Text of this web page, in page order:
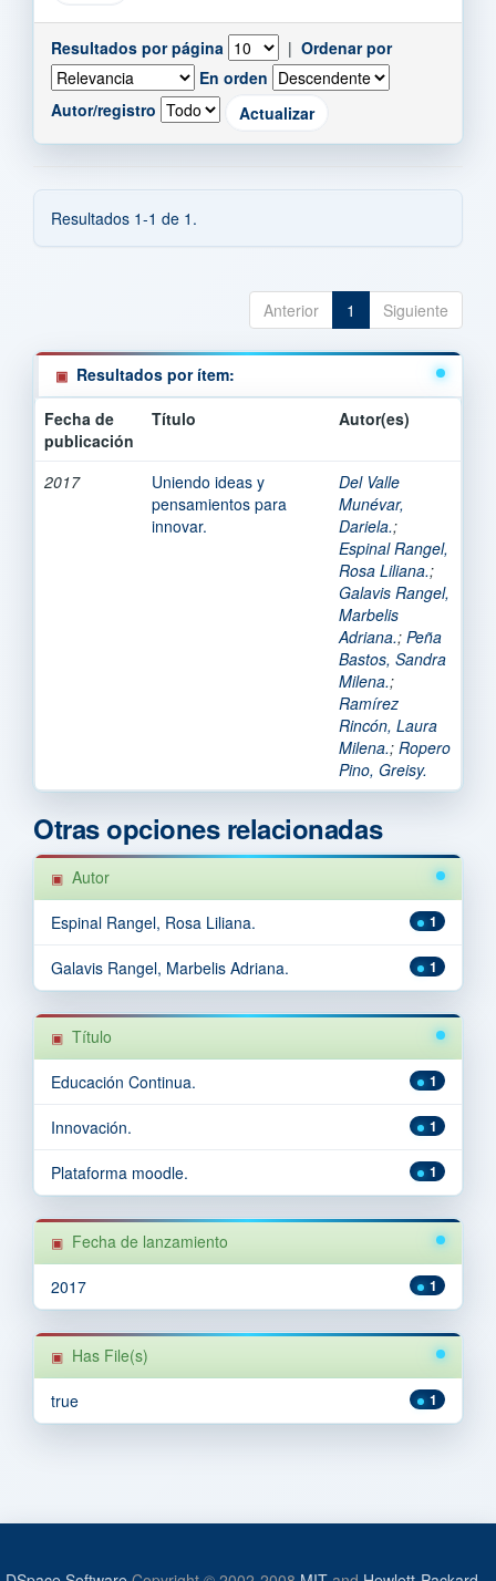
Resultados por página | Ordenar por
En orden
Autor/registro
Resultados 1-1 de 1.
Anterior 1 Siguiente
Resultados por ítem:
Fecha de
publicación
Título Autor(es)
2017
Uniendo ideas y
pensamientos para
innovar.
Del Valle
Munévar,
Dariela.;
Espinal Rangel,
Rosa Liliana.;
Galavis Rangel,
Marbelis
Adriana.; Peña
Bastos, Sandra
Milena.;
Ramírez
Rincón, Laura
Milena.; Ropero
Pino, Greisy.
Otras opciones relacionadas
Autor
1
Espinal Rangel, Rosa Liliana.
1
Galavis Rangel, Marbelis Adriana.
Título
1
Educación Continua.
1
Innovación.
1
Plataforma moodle.
Fecha de lanzamiento
1
2017
Has File(s)
1
true